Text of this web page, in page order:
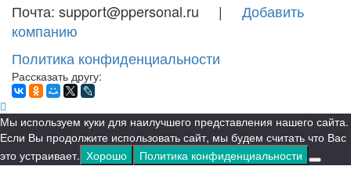
Почта: support@ppersonal.ru | Добавить
компанию
Политика конфиденциальности
Рассказать другу:
Мы используем куки для наилучшего представления нашего сайта.
Если Вы продолжите использовать сайт, мы будем считать что Вас
это устраивает. Хорошо Политика конфиденциальности